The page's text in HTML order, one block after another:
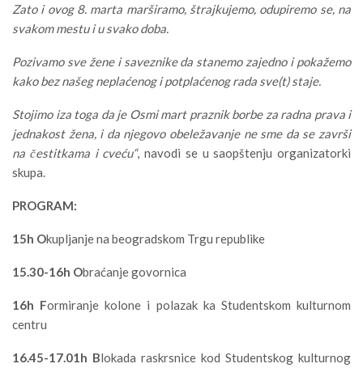
Zato i ovog 8. marta marširamo, štrajkujemo, odupiremo se, na
svakom mestu i u svako doba.
Pozivamo sve žene i saveznike da stanemo zajedno i pokažemo
kako bez našeg neplaćenog i potplaćenog rada sve(t) staje.
Stojimo iza toga da je Osmi mart praznik borbe za radna prava i
jednakost žena, i da njegovo obeležavanje ne sme da se završi
na čestitkama i cveću“, navodi se u saopštenju organizatorki
skupa.
PROGRAM:
15h Okupljanje na beogradskom Trgu republike
15.30-16h Obraćanje govornica
16h Formiranje kolone i polazak ka Studentskom kulturnom
centru
16.45-17.01h Blokada raskrsnice kod Studentskog kulturnog